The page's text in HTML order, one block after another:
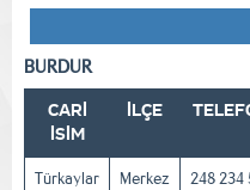
BURDUR
CARİ
İSİM
İLÇE
Türkaylar
Merkez
248 234